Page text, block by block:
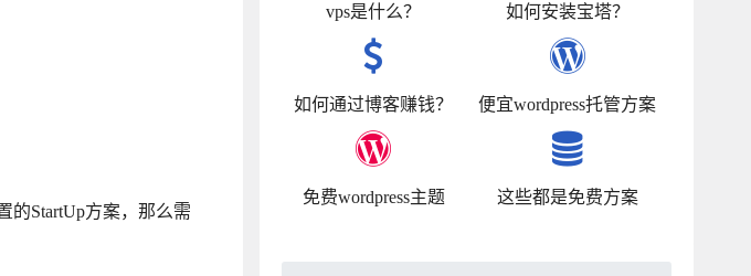
的StartUp方案，那么需
vps是什么？ 如何安装宝塔？
如何通过博客赚钱？ 便宜wordpress托管方案
免费wordpress主题 这些都是免费方案